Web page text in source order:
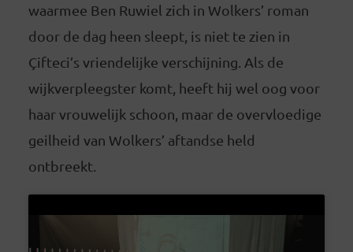
waarmee Ben Ruwiel zich in Wolkers’ roman
door de dag heen sleept, is niet te zien in
Çifteci’s vriendelijke verschijning. Als de
wijkverpleegster komt, heeft hij wel oog voor
haar vrouwelijk schoon, maar de overvloedige
geilheid van Wolkers’ aftandse held
ontbreekt.